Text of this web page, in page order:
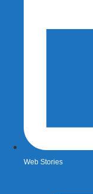
Web Stories